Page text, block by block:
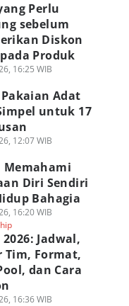
Perlu
sebelum
Diskon
Produk
16:25 WIB
Pakaian Adat
untuk 17
12:07 WIB
Memahami
Diri Sendiri
Bahagia
16:20 WIB
2026: Jadwal,
Tim, Format,
dan Cara
16:36 WIB